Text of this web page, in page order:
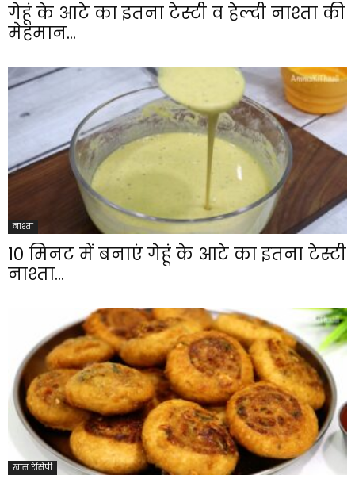
गेहूं के आटे का इतना टेस्टी व हेल्दी नाश्ता की
मेहमान...
नाश्ता
10 मिनट में बनाएं गेहूं के आटे का इतना टेस्टी
नाश्ता...
खास रेसिपी